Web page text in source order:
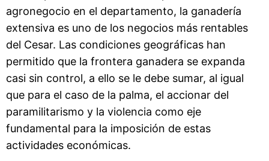
agronegocio en el departamento, la ganadería
extensiva es uno de los negocios más rentables
del Cesar. Las condiciones geográficas han
permitido que la frontera ganadera se expanda
casi sin control, a ello se le debe sumar, al igual
que para el caso de la palma, el accionar del
paramilitarismo y la violencia como eje
fundamental para la imposición de estas
actividades económicas.